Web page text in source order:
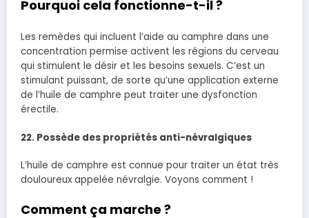
Pourquoi cela fonctionne-t-il ?
Les remèdes qui incluent l’aide au camphre dans une
concentration permise activent les régions du cerveau
qui stimulent le désir et les besoins sexuels. C’est un
stimulant puissant, de sorte qu’une application externe
de l’huile de camphre peut traiter une dysfonction
érectile.
22. Possède des propriétés anti-névralgiques
L’huile de camphre est connue pour traiter un état très
douloureux appelée névralgie. Voyons comment !
Comment ça marche ?